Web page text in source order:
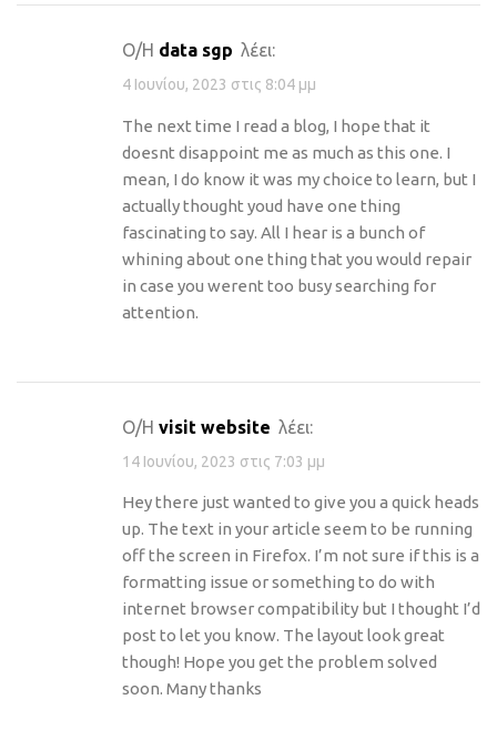
Ο/Η data sgp λέει:
4 Ιουνίου, 2023 στις 8:04 μμ
The next time I read a blog, I hope that it
doesnt disappoint me as much as this one. I
mean, I do know it was my choice to learn, but I
actually thought youd have one thing
fascinating to say. All I hear is a bunch of
whining about one thing that you would repair
in case you werent too busy searching for
attention.
Ο/Η visit website λέει:
14 Ιουνίου, 2023 στις 7:03 μμ
Hey there just wanted to give you a quick heads
up. The text in your article seem to be running
off the screen in Firefox. I’m not sure if this is a
formatting issue or something to do with
internet browser compatibility but I thought I’d
post to let you know. The layout look great
though! Hope you get the problem solved
soon. Many thanks